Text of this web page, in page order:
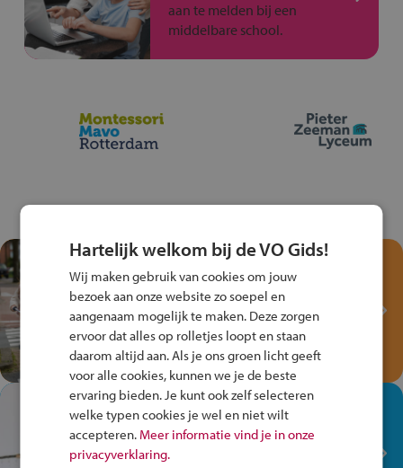
aan te melden bij een
middelbare school.
Test je kennis met het
Fiets Veilig
Verkeersspel!
Speel het Fiets Veilig Verkeersspel
en win een Cortina-fiets!
In de winkel ben je op je
plek!
Ontdek via het vmbo jouw talent
Hartelijk welkom bij de VO Gids!
Wij maken gebruik van cookies om jouw
bezoek aan onze website zo soepel en
aangenaam mogelijk te maken. Deze zorgen
ervoor dat alles op rolletjes loopt en staan
daarom altijd aan. Als je ons groen licht geeft
voor alle cookies, kunnen we je de beste
ervaring bieden. Je kunt ook zelf selecteren
welke typen cookies je wel en niet wilt
accepteren. Meer informatie vind je in onze
privacyverklaring.